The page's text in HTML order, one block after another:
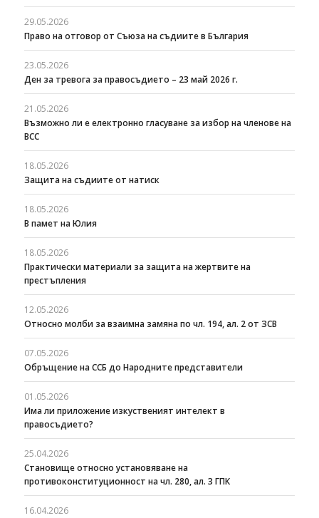
29.05.2026
Право на отговор от Съюза на съдиите в България
23.05.2026
Ден за тревога за правосъдието – 23 май 2026 г.
21.05.2026
Възможно ли е електронно гласуване за избор на членове на
ВСС
18.05.2026
Защита на съдиите от натиск
18.05.2026
В памет на Юлия
18.05.2026
Практически материали за защита на жертвите на
престъпления
12.05.2026
Относно молби за взаимна замяна по чл. 194, ал. 2 от ЗСВ
07.05.2026
Обръщение на ССБ до Народните представители
01.05.2026
Има ли приложение изкуственият интелект в
правосъдието?
25.04.2026
Становище относно установяване на
противоконституционност на чл. 280, ал. 3 ГПК
16.04.2026